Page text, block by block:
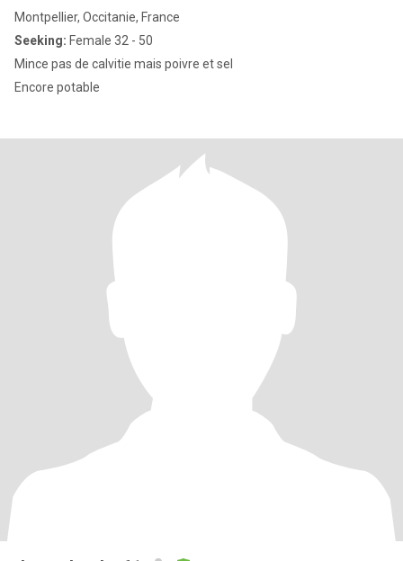
Montpellier, Occitanie, France
Seeking: Female 32 - 50
Mince pas de calvitie mais poivre et sel
Encore potable